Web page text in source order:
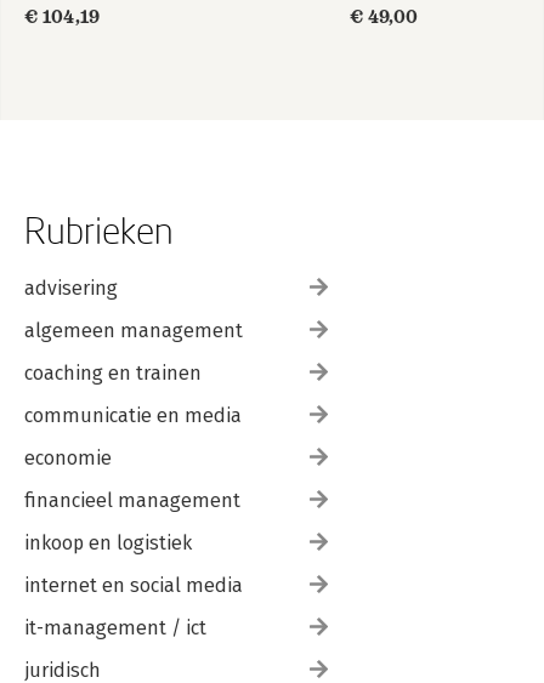
€ 104,19
€ 49,00
Rubrieken
advisering
algemeen management
coaching en trainen
communicatie en media
economie
financieel management
inkoop en logistiek
internet en social media
it-management / ict
juridisch